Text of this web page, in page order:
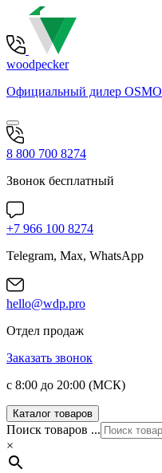
woodpecker
Официальный дилер OSMO
8 800 700 8274
Звонок бесплатный
+7 966 100 8274
Telegram, Max, WhatsApp
hello@wdp.pro
Отдел продаж
Заказать звонок
с 8:00 до 20:00 (МСК)
Каталог товаров
Поиск товаров ...
×